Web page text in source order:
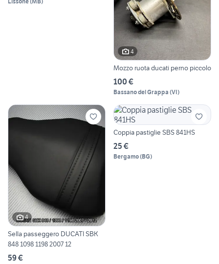
4
Mozzo ruota ducati perno piccolo
100 €
Bassano del Grappa (VI)
4
Sella passeggero DUCATI SBK
848 1098 1198 2007 12
59 €
Coppia pastiglie SBS 841HS
25 €
Bergamo(BG)